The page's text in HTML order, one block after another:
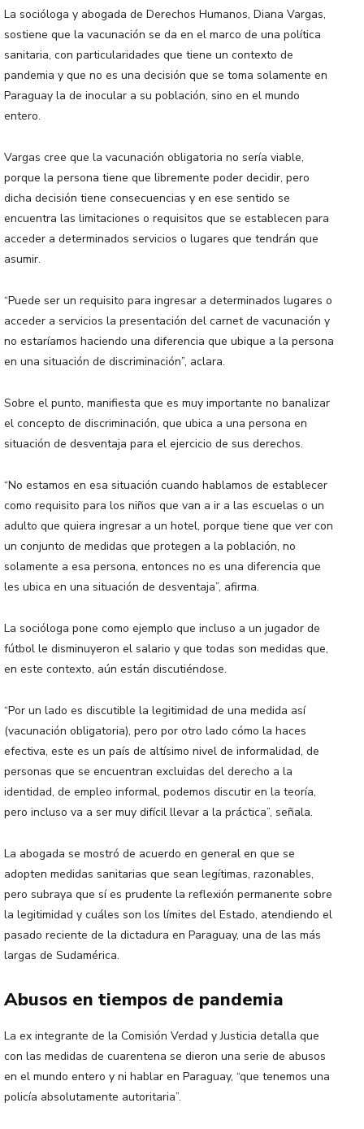
La socióloga y abogada de Derechos Humanos, Diana Vargas,
sostiene que la vacunación se da en el marco de una política
sanitaria, con particularidades que tiene un contexto de
pandemia y que no es una decisión que se toma solamente en
Paraguay la de inocular a su población, sino en el mundo
entero.
Vargas cree que la vacunación obligatoria no sería viable,
porque la persona tiene que libremente poder decidir, pero
dicha decisión tiene consecuencias y en ese sentido se
encuentra las limitaciones o requisitos que se establecen para
acceder a determinados servicios o lugares que tendrán que
asumir.
“Puede ser un requisito para ingresar a determinados lugares o
acceder a servicios la presentación del carnet de vacunación y
no estaríamos haciendo una diferencia que ubique a la persona
en una situación de discriminación”, aclara.
Sobre el punto, manifiesta que es muy importante no banalizar
el concepto de discriminación, que ubica a una persona en
situación de desventaja para el ejercicio de sus derechos.
“No estamos en esa situación cuando hablamos de establecer
como requisito para los niños que van a ir a las escuelas o un
adulto que quiera ingresar a un hotel, porque tiene que ver con
un conjunto de medidas que protegen a la población, no
solamente a esa persona, entonces no es una diferencia que
les ubica en una situación de desventaja”, afirma.
La socióloga pone como ejemplo que incluso a un jugador de
fútbol le disminuyeron el salario y que todas son medidas que,
en este contexto, aún están discutiéndose.
“Por un lado es discutible la legitimidad de una medida así
(vacunación obligatoria), pero por otro lado cómo la haces
efectiva, este es un país de altísimo nivel de informalidad, de
personas que se encuentran excluidas del derecho a la
identidad, de empleo informal, podemos discutir en la teoría,
pero incluso va a ser muy difícil llevar a la práctica”, señala.
La abogada se mostró de acuerdo en general en que se
adopten medidas sanitarias que sean legítimas, razonables,
pero subraya que sí es prudente la reflexión permanente sobre
la legitimidad y cuáles son los límites del Estado, atendiendo el
pasado reciente de la dictadura en Paraguay, una de las más
largas de Sudamérica.
Abusos en tiempos de pandemia
La ex integrante de la Comisión Verdad y Justicia detalla que
con las medidas de cuarentena se dieron una serie de abusos
en el mundo entero y ni hablar en Paraguay, “que tenemos una
policía absolutamente autoritaria”.